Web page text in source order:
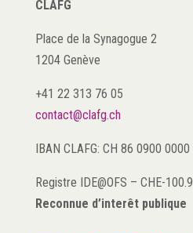
CLAFG
Place de la Synagogue 2
1204 Genève
+41 22 313 76 05
contact@clafg.ch
IBAN CLAFG: CH 86 0900
Registre IDE@OFS – CHE-
Reconnue d’interêt publique